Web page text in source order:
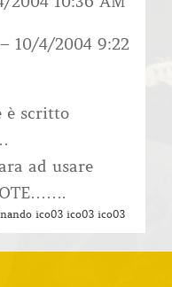
10/4/2004 9:22
è scritto
ad usare
ico03 ico03 ico03